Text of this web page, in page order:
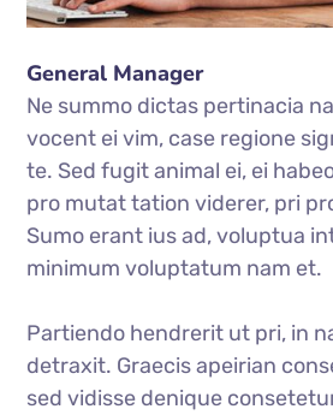
General Manager
Ne summo dictas pertinacia
vocent ei vim, case regione
te. Sed fugit animal ei, ei
pro mutat tation viderer, pri
Sumo erant ius ad, voluptua
minimum voluptatum nam et.
Partiendo hendrerit ut pri, in
detraxit. Graecis apeirian
sed vidisse denique